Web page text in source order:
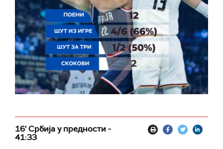
16' Србија у предности -
41:33